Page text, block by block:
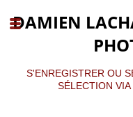
DAMIEN
S'ENREGISTRER OU
SÉLECTION